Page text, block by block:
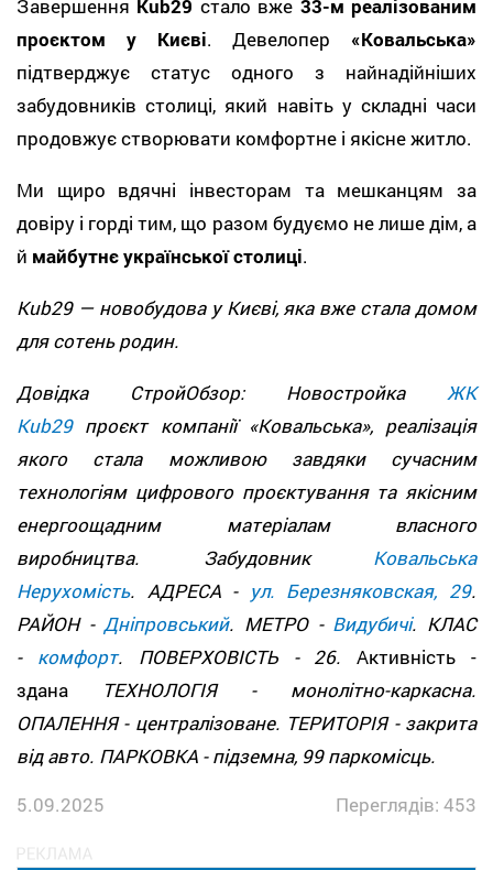
Завершення Kub29 стало вже 33-м реалізованим
проєктом у Києві. Девелопер «Ковальська»
підтверджує статус одного з найнадійніших
забудовників столиці, який навіть у складні часи
продовжує створювати комфортне і якісне житло.
Ми щиро вдячні інвесторам та мешканцям за
довіру і горді тим, що разом будуємо не лише дім, а
й майбутнє української столиці.
Kub29 — новобудова у Києві, яка вже стала домом
для сотень родин.
Довідка СтройОбзор: Новостройка ЖК
Kub29проєкт компанії «Ковальська», реалізація
якого стала можливою завдяки сучасним
технологіям цифрового проєктування та якісним
енергоощадним матеріалам власного
виробництва. Забудовник Ковальська
Нерухомість. АДРЕСА - ул. Березняковская, 29.
РАЙОН -Дніпровський. МЕТРО - Видубичі. КЛАС
- комфорт. ПОВЕРХОВІСТЬ - 26. Активність -
здана
ТЕХНОЛОГІЯ - монолітно-каркасна.
ОПАЛЕННЯ - централізоване. ТЕРИТОРІЯ - закрита
від авто. ПАРКОВКА - підземна, 99 паркомісць.
5.09.2025
Переглядів: 453